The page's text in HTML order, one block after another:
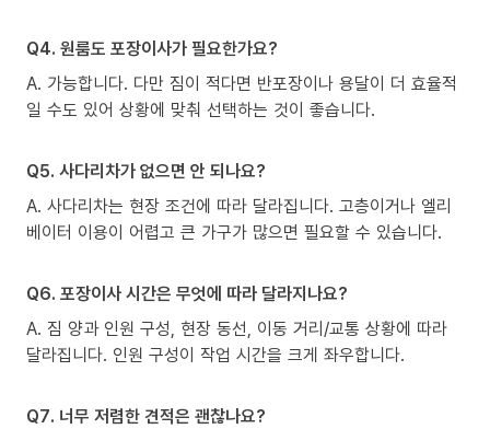
Q4. 원룸도 포장이사가 필요한가요?
A. 가능합니다. 다만 짐이 적다면 반포장이나 용달이 더 효율적
일 수도 있어 상황에 맞춰 선택하는 것이 좋습니다.
Q5. 사다리차가 없으면 안 되나요?
A. 사다리차는 현장 조건에 따라 달라집니다. 고층이거나 엘리
베이터 이용이 어렵고 큰 가구가 많으면 필요할 수 있습니다.
Q6. 포장이사 시간은 무엇에 따라 달라지나요?
A. 짐 양과 인원 구성, 현장 동선, 이동 거리/교통 상황에 따라
달라집니다. 인원 구성이 작업 시간을 크게 좌우합니다.
Q7. 너무 저렴한 견적은 괜찮나요?